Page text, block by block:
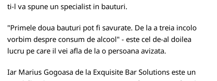
ti-l va spune un specialist in bauturi.
"Primele doua bauturi pot fi savurate. De la a treia incolo
vorbim despre consum de alcool" - este cel de-al doilea
lucru pe care il vei afla de la o persoana avizata.
Iar Marius Gogoasa de la Exquisite Bar Solutions este un